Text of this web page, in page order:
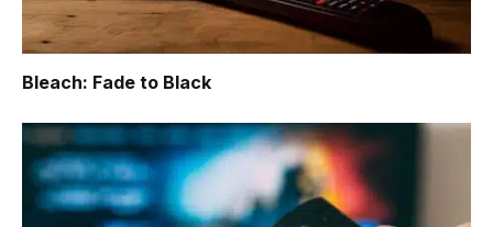
Bleach: Fade to Black